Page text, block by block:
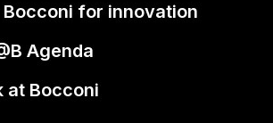
Bocconi for innovation
Agenda
at Bocconi